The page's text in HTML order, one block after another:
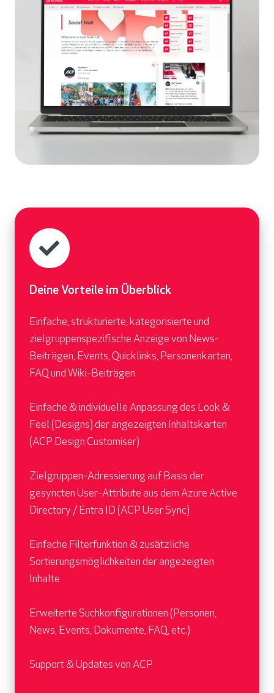
Deine Vorteile im Überblick
Einfache, strukturierte, kategorisierte und
zielgruppenspezifische Anzeige von News-
Beiträgen, Events, Quicklinks, Personenkarten,
FAQ und Wiki-Beiträgen
Einfache & individuelle Anpassung des Look &
Feel (Designs) der angezeigten Inhaltskarten
(ACP Design Customiser)
Zielgruppen-Adressierung auf Basis der
gesyncten User-Attribute aus dem Azure Active
Directory / Entra ID (ACP User Sync)
Einfache Filterfunktion & zusätzliche
Sortierungsmöglichkeiten der angezeigten
Inhalte
Erweiterte Suchkonfigurationen (Personen,
News, Events, Dokumente, FAQ, etc.)
Support & Updates von ACP